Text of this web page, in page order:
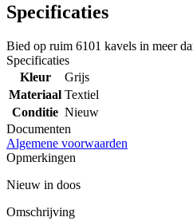
Specificaties
Bied op ruim 6101 kavels in meer
Specificaties
Kleur
Grijs
Materiaal Textiel
Conditie Nieuw
Documenten
Algemene voorwaarden
Opmerkingen
Nieuw in doos
Omschrijving